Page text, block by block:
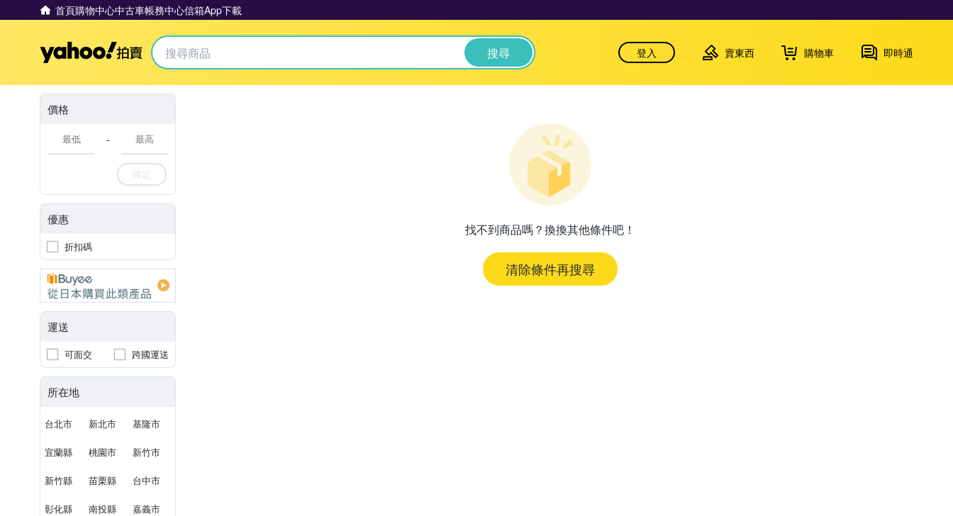
首頁購物中心中古車帳務中心信箱App下載
Yahoo拍賣 搜尋 登入 賣東西 購物車 即時通
價格
-
確定
優惠
折扣碼
運送
可面交 跨國運送
所在地
台北市 新北市 基隆市
宜蘭縣 桃園市 新竹市
新竹縣 苗栗縣 台中市
彰化縣 南投縣 嘉義市
找不到商品嗎？換換其他條件吧！
清除條件再搜尋